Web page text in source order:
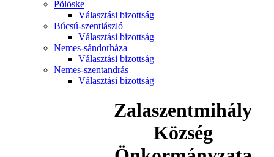
Pölöske
Választási bizottság
Búcsú-szentlászló
Választási bizottság
Nemes-sándorháza
Választási bizottság
Nemes-szentandrás
Választási bizottság
Zalaszentmihály
Község